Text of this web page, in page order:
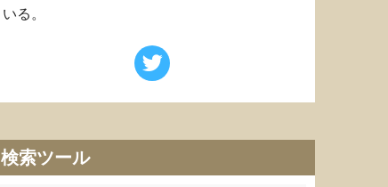
いる。
検索ツール